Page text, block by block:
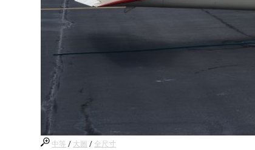
中等 / 大圖 / 全尺寸